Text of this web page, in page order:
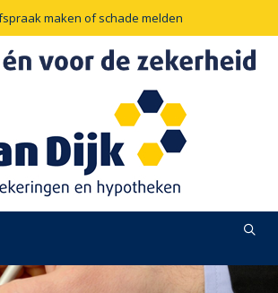
maken of schade melden